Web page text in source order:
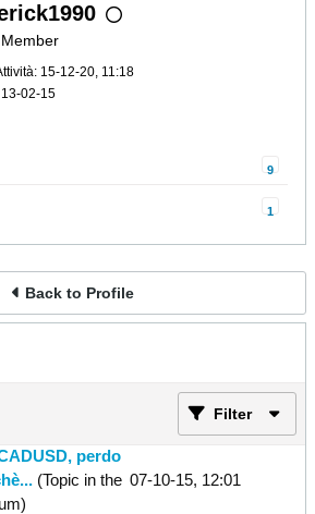
15-12-20, 11:18
02-15
9
1
Back to Profile
Filter
perdo
(Topic in the 07-10-15, 12:01